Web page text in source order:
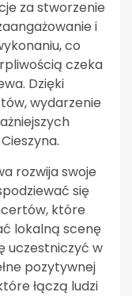
za stworzenie
i
co
czeka
Dzięki
wydarzenie
rozwija swoje
się
które
lokalną scenę
uczestniczyć w
pozytywnej
łączą ludzi